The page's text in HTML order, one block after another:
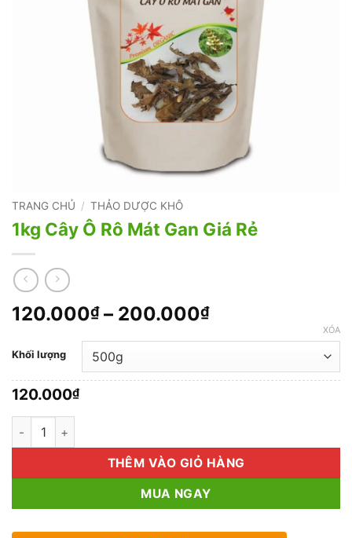
TRANG CHỦ / THẢO DƯỢC KHÔ
1kg Cây Ô Rô Mát Gan Giá Rẻ
120.000₫ – 200.000₫Khoảng
120.000₫
đến
Khối lượng
XÓA
120.000₫
1kg Cây Ô Rô Mát Gan Giá Rẻ số lượng
THÊM VÀO GIỎ HÀNG
MUA NGAY